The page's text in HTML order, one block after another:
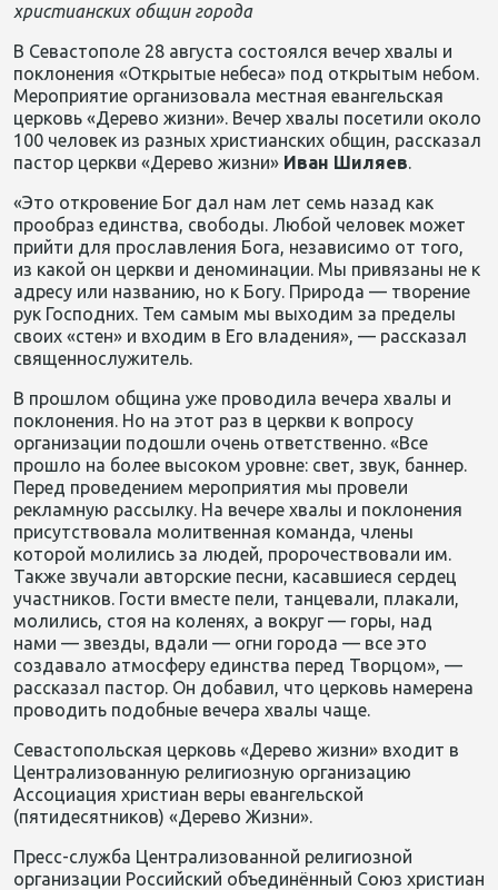
христианских общин города
В Севастополе 28 августа состоялся вечер хвалы и
поклонения «Открытые небеса» под открытым небом.
Мероприятие организовала местная евангельская
церковь «Дерево жизни». Вечер хвалы посетили около
100 человек из разных христианских общин, рассказал
пастор церкви «Дерево жизни» Иван Шиляев.
«Это откровение Бог дал нам лет семь назад как
прообраз единства, свободы. Любой человек может
прийти для прославления Бога, независимо от того,
из какой он церкви и деноминации. Мы привязаны не к
адресу или названию, но к Богу. Природа — творение
рук Господних. Тем самым мы выходим за пределы
своих «стен» и входим в Его владения», — рассказал
священнослужитель.
В прошлом община уже проводила вечера хвалы и
поклонения. Но на этот раз в церкви к вопросу
организации подошли очень ответственно. «Все
прошло на более высоком уровне: свет, звук, баннер.
Перед проведением мероприятия мы провели
рекламную рассылку. На вечере хвалы и поклонения
присутствовала молитвенная команда, члены
которой молились за людей, пророчествовали им.
Также звучали авторские песни, касавшиеся сердец
участников. Гости вместе пели, танцевали, плакали,
молились, стоя на коленях, а вокруг — горы, над
нами — звезды, вдали — огни города — все это
создавало атмосферу единства перед Творцом», —
рассказал пастор. Он добавил, что церковь намерена
проводить подобные вечера хвалы чаще.
Севастопольская церковь «Дерево жизни» входит в
Централизованную религиозную организацию
Ассоциация христиан веры евангельской
(пятидесятников) «Дерево Жизни».
Пресс-служба Централизованной религиозной
организации Российский объединённый Союз христиан